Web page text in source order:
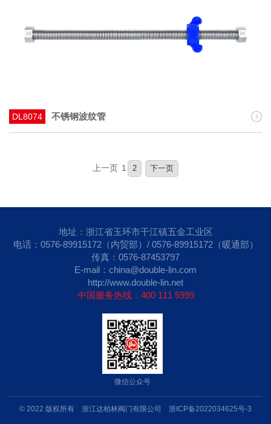
DL8074 不锈钢波纹管
上一页 1 2 下一页
地址：浙江省玉环市干江镇五金工业区
电话：0576-89915172（内贸部）/ 0576-89915172（暖通部）
传真：0576-87453797
E-mail：china@double-lin.com
http://www.double-lin.net
中国服务热线：400 111 5999
微信公众号
© 2022 版权所有 浙江达柏林阀门有限公司 浙ICP备2022034625号-3